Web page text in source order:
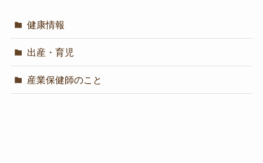
健康情報
出産・育児
産業保健師のこと